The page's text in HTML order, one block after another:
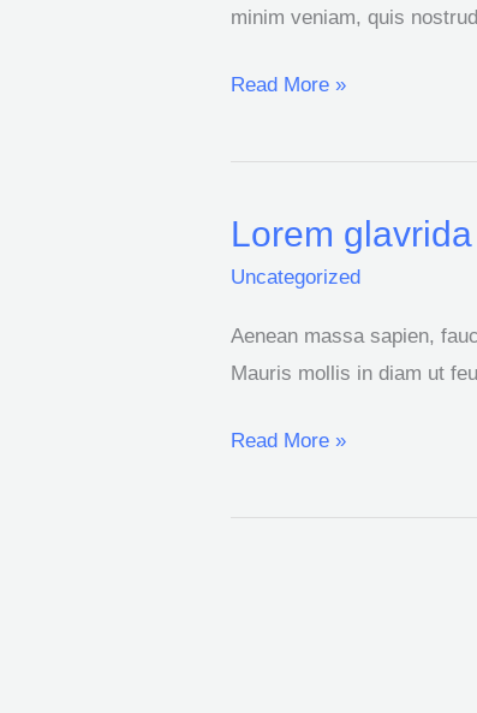
minim veniam, quis
Salad
Read More »
Lorem
Uncategorized
Aenean massa sapien,
Mauris mollis in diam ut
Lorem
glavrida
dolor
ipsum
Read More »